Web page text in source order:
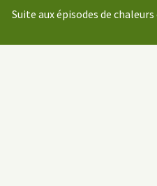
Passer
contenu
Suite aux épisodes de